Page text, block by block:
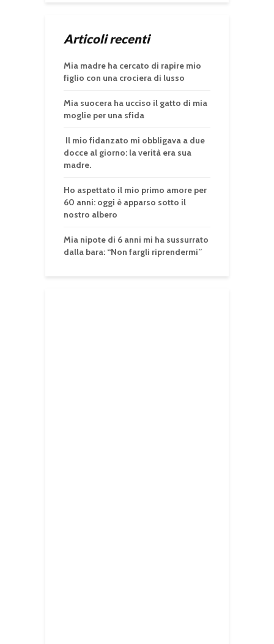
Articoli recenti
Mia madre ha cercato di rapire mio
figlio con una crociera di lusso
Mia suocera ha ucciso il gatto di mia
moglie per una sfida
Il mio fidanzato mi obbligava a due
docce al giorno: la verità era sua
madre.
Ho aspettato il mio primo amore per
60 anni: oggi è apparso sotto il
nostro albero
Mia nipote di 6 anni mi ha sussurrato
dalla bara: “Non fargli riprendermi”